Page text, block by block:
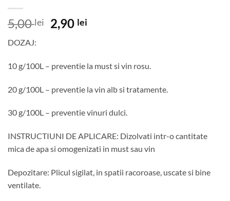
5,00lei
Prețul
inițial
5,00 lei.
2,90 lei
2,90 lei.
DOZAJ:
10 g/100L – preventie la must si vin rosu.
20 g/100L – preventie la vin alb si tratamente.
30 g/100L – preventie vinuri dulci.
INSTRUCTIUNI DE APLICARE: Dizolvati intr-o cantitate
mica de apa si omogenizati in must sau vin
Depozitare: Plicul sigilat, in spatii racoroase, uscate si bine
ventilate.